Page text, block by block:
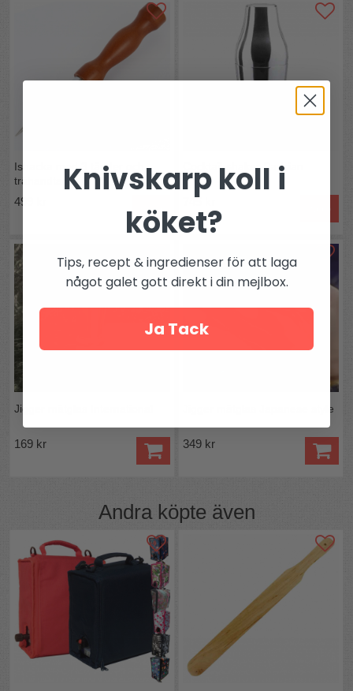
Ishacka med 3 tänder och
trähandtag
499 kr
Köp
Cocktail-shaker Parisian
745 kr
Jigger mätglas International
169 kr
Jigger mätglas Japanese style
349 kr
Andra köpte även
Knivskarp koll i
köket?
Tips, recept & ingredienser för att laga
något galet gott direkt i din mejlbox.
Ja Tack